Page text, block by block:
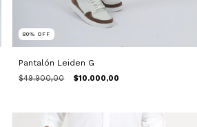
80%OFF
Pantalón Leiden G
$49.900,00 $10.000,00